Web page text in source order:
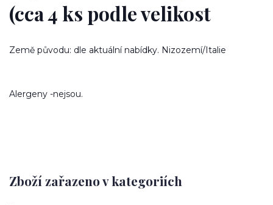
(cca 4 ks podle velikost
Země původu: dle aktuální nabídky. Nizozemí/Italie
Alergeny -nejsou.
Zboží zařazeno v kategoriích